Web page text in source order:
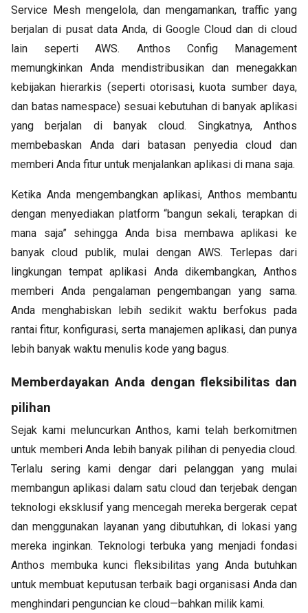
Service Mesh mengelola, dan mengamankan, traffic yang
berjalan di pusat data Anda, di Google Cloud dan di cloud
lain seperti AWS. Anthos Config Management
memungkinkan Anda mendistribusikan dan menegakkan
kebijakan hierarkis (seperti otorisasi, kuota sumber daya,
dan batas namespace) sesuai kebutuhan di banyak aplikasi
yang berjalan di banyak cloud. Singkatnya, Anthos
membebaskan Anda dari batasan penyedia cloud dan
memberi Anda fitur untuk menjalankan aplikasi di mana saja.
Ketika Anda mengembangkan aplikasi, Anthos membantu
dengan menyediakan platform “bangun sekali, terapkan di
mana saja” sehingga Anda bisa membawa aplikasi ke
banyak cloud publik, mulai dengan AWS. Terlepas dari
lingkungan tempat aplikasi Anda dikembangkan, Anthos
memberi Anda pengalaman pengembangan yang sama.
Anda menghabiskan lebih sedikit waktu berfokus pada
rantai fitur, konfigurasi, serta manajemen aplikasi, dan punya
lebih banyak waktu menulis kode yang bagus.
Memberdayakan Anda dengan fleksibilitas dan
pilihan
Sejak kami meluncurkan Anthos, kami telah berkomitmen
untuk memberi Anda lebih banyak pilihan di penyedia cloud.
Terlalu sering kami dengar dari pelanggan yang mulai
membangun aplikasi dalam satu cloud dan terjebak dengan
teknologi eksklusif yang mencegah mereka bergerak cepat
dan menggunakan layanan yang dibutuhkan, di lokasi yang
mereka inginkan. Teknologi terbuka yang menjadi fondasi
Anthos membuka kunci fleksibilitas yang Anda butuhkan
untuk membuat keputusan terbaik bagi organisasi Anda dan
menghindari penguncian ke cloud—bahkan milik kami.